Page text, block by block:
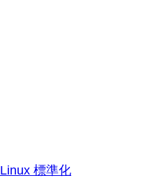
Linux 標準化